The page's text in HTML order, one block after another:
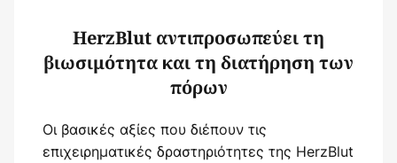
HerzBlut αντιπροσωπεύει τη
βιωσιμότητα και τη διατήρηση των
πόρων
Οι βασικές αξίες που διέπουν τις
επιχειρηματικές δραστηριότητες της HerzBlut